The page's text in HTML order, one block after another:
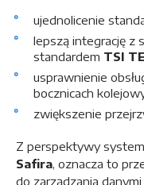
ujednolicenie
lepszą integrację z
standardem TSI
usprawnienie
bocznicach
zwiększenie
Z perspektywy
Safira, oznacza to
do zarządzania